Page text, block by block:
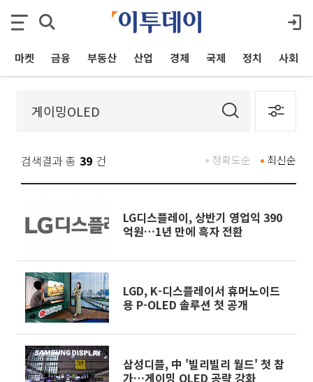
마켓 금융 부동산 산업 경제 국제 정치 사회
검색결과 총 39 건 최신순
정확도순
LG디스플레이, 상반기 영업익 390
억원…1년 만에 흑자 전환
LGD, K-디스플레이서 휴머노이드
용 P-OLED 솔루션 첫 공개
삼성디플, 中 '빌리빌리 월드' 첫 참
가…게이밍 OLED 공략 강화